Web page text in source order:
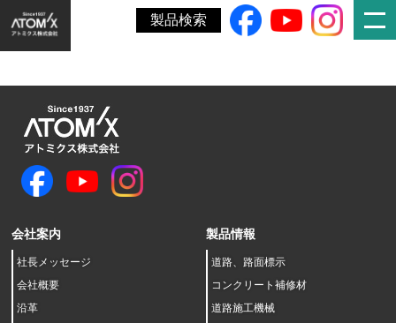
製品検索
ホーム»
会社案内
社長メッセージ
会社概要
沿革
製品情報
道路、路面標示
コンクリート補修材
道路施工機械